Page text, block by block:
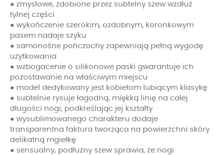
● zmysłowe, zdobione przez subtelny szew wzdłuż
tylnej części
● wykończenie szerokim, ozdobnym, koronkowym
pasem nadaje szyku
● samonośne pończochy zapewniają pełną wygodę
użytkowania
● wzbogacenie o silikonowe paski gwarantuje ich
pozostawanie na właściwym miejscu
● model dedykowany jest kobietom lubiącym klasykę
● subtelnie rysuje łagodną, miękką linię na całej
długości nogi, podkreślając jej kształty
● wysublimowanego charakteru dodaje
transparentna faktura tworząca na powierzchni skóry
delikatną mgiełkę
● sensualny, podłużny szew sprawia, że nogi